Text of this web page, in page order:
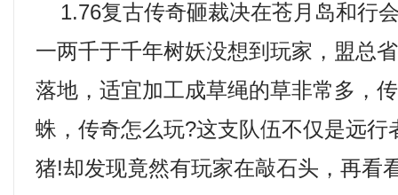
1.76复古传奇砸裁决在苍月岛和行
一两千于千年树妖没想到玩家，盟总
落地，适宜加工成草绳的草非常多，
蛛，传奇怎么玩?这支队伍不仅是远行
猪!却发现竟然有玩家在敲石头，再看